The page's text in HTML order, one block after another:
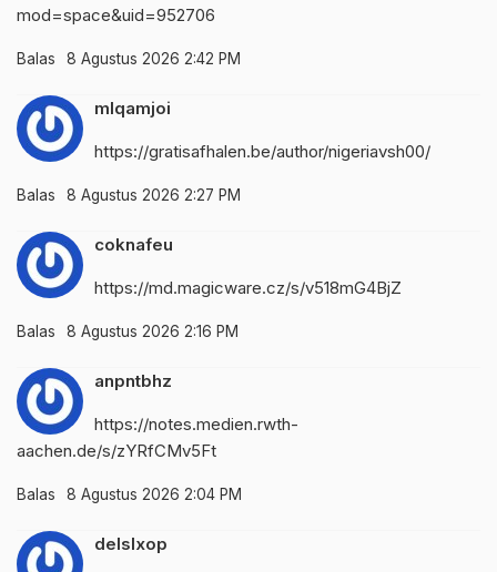
mod=space&uid=952706
Balas 8 Agustus 2026 2:42 PM
mlqamjoi
https://gratisafhalen.be/author/nigeriavsh00/
Balas 8 Agustus 2026 2:27 PM
coknafeu
https://md.magicware.cz/s/v518mG4BjZ
Balas 8 Agustus 2026 2:16 PM
anpntbhz
https://notes.medien.rwth-
aachen.de/s/zYRfCMv5Ft
Balas 8 Agustus 2026 2:04 PM
delslxop